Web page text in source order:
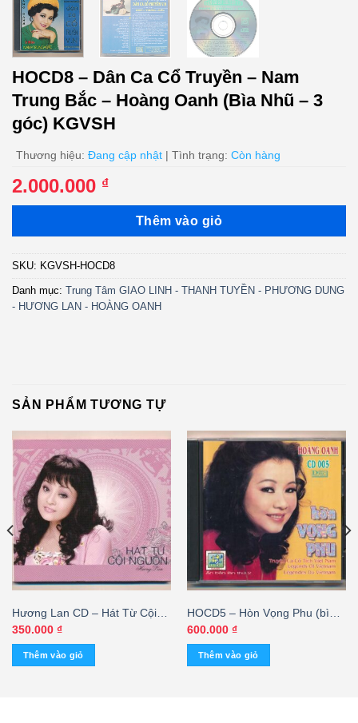
HOCD8 – Dân Ca Cổ Truyền – Nam
Trung Bắc – Hoàng Oanh (Bìa Nhũ – 3
góc) KGVSH
Thương hiệu: Đang cập nhật | Tình trạng: Còn hàng
2.000.000 ₫
Thêm vào giỏ
SKU: KGVSH-HOCD8
Danh mục: Trung Tâm GIAO LINH - THANH TUYỀN - PHƯƠNG DUNG
- HƯƠNG LAN - HOÀNG OANH
SẢN PHẨM TƯƠNG TỰ
Hương Lan CD – Hát Từ Cội
Nguồn
350.000 ₫
Thêm vào giỏ
HOCD5 – Hòn Vọng Phu (bìa
nhủ, c7) KGVHC
600.000 ₫
Thêm vào giỏ